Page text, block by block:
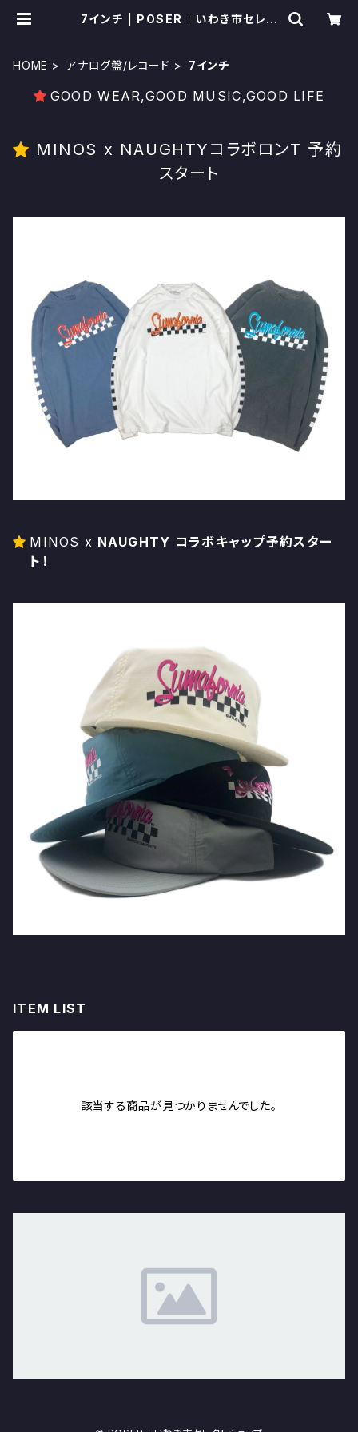
7インチ | POSER｜いわき市セレク
HOME アナログ盤/レコード 7インチ
GOOD WEAR,GOOD MUSIC,GOOD LIFE
MINOS x NAUGHTYコラボロンT 予約
スタート
MINOS x NAUGHTY コラボキャップ予約スター
ト！
ITEM LIST
該当する商品が見つかりませんでした。